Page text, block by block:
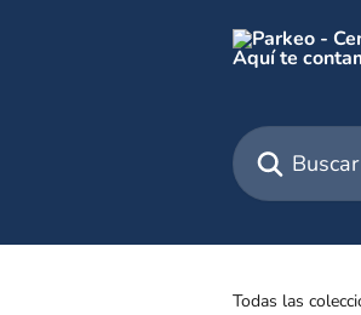
Buscar
Todas las